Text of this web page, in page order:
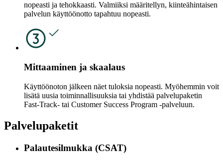
nopeasti ja tehokkaasti. Valmiiksi määritellyn, kiinteähintaisen
palvelun käyttöönotto tapahtuu nopeasti.
Mittaaminen ja skaalaus
Käyttöönoton jälkeen näet tuloksia nopeasti. Myöhemmin voit
lisätä uusia toiminnallisuuksia tai yhdistää palvelupaketin
Fast-Track- tai Customer Success Program -palveluun.
Palvelupaketit
Palautesilmukka (CSAT)